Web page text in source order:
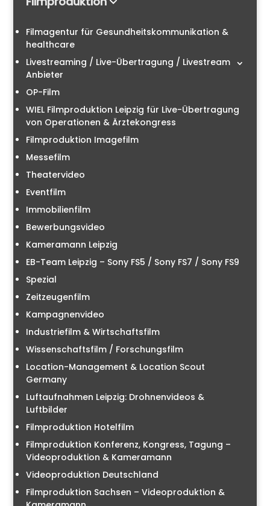
Filmagentur für Gesundheitskommunikation &
healthcare
Livestreaming / Live-Übertragung / Livestream
Anbieter
OP-Film
WIEL Filmproduktion Leipzig für Live-Übertragung
von Operationen & Ärztekongress
Filmproduktion Imagefilm
Messefilm
Theatervideo
Eventfilm
Immobilienfilm
Bewerbungsvideo
Kameramann Leipzig
EB-Team Leipzig – Sony FS5 / Sony FS7 / Sony FS9
Spezial
Zeitzeugenfilm
Kampagnenvideo
Industriefilm & Wirtschaftsfilm
Wissenschaftsfilm / Forschungsfilm
Location-Management & Location Scout
Germany
Luftaufnahmen Leipzig: Drohnenvideos &
Luftbilder
Filmproduktion Hotelfilm
Filmproduktion Konferenz, Kongress, Tagung –
Videoproduktion & Kameramann
Videoproduktion Deutschland
Filmproduktion Sachsen – Videoproduktion &